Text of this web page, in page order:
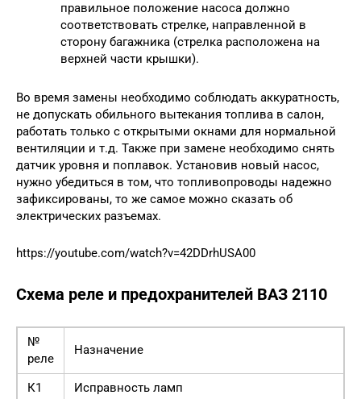
правильное положение насоса должно
соответствовать стрелке, направленной в
сторону багажника (стрелка расположена на
верхней части крышки).
Во время замены необходимо соблюдать аккуратность,
не допускать обильного вытекания топлива в салон,
работать только с открытыми окнами для нормальной
вентиляции и т.д. Также при замене необходимо снять
датчик уровня и поплавок. Установив новый насос,
нужно убедиться в том, что топливопроводы надежно
зафиксированы, то же самое можно сказать об
электрических разъемах.
https://youtube.com/watch?v=42DDrhUSA00
Схема реле и предохранителей ВАЗ 2110
№
реле
Назначение
К1
Исправность ламп